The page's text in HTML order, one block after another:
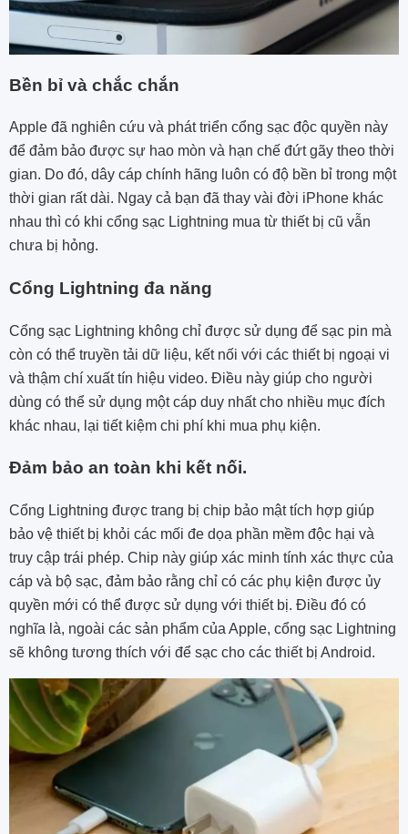
Bền bỉ và chắc chắn
Apple đã nghiên cứu và phát triển cổng sạc độc quyền này
để đảm bảo được sự hao mòn và hạn chế đứt gãy theo thời
gian. Do đó, dây cáp chính hãng luôn có độ bền bỉ trong một
thời gian rất dài. Ngay cả bạn đã thay vài đời iPhone khác
nhau thì có khi cổng sạc Lightning mua từ thiết bị cũ vẫn
chưa bị hỏng.
Cổng Lightning đa năng
Cổng sạc Lightning không chỉ được sử dụng để sạc pin mà
còn có thể truyền tải dữ liệu, kết nối với các thiết bị ngoại vi
và thậm chí xuất tín hiệu video. Điều này giúp cho người
dùng có thể sử dụng một cáp duy nhất cho nhiều mục đích
khác nhau, lại tiết kiệm chi phí khi mua phụ kiện.
Đảm bảo an toàn khi kết nối.
Cổng Lightning được trang bị chip bảo mật tích hợp giúp
bảo vệ thiết bị khỏi các mối đe dọa phần mềm độc hại và
truy cập trái phép. Chip này giúp xác minh tính xác thực của
cáp và bộ sạc, đảm bảo rằng chỉ có các phụ kiện được ủy
quyền mới có thể được sử dụng với thiết bị. Điều đó có
nghĩa là, ngoài các sản phẩm của Apple, cổng sạc Lightning
sẽ không tương thích với để sạc cho các thiết bị Android.